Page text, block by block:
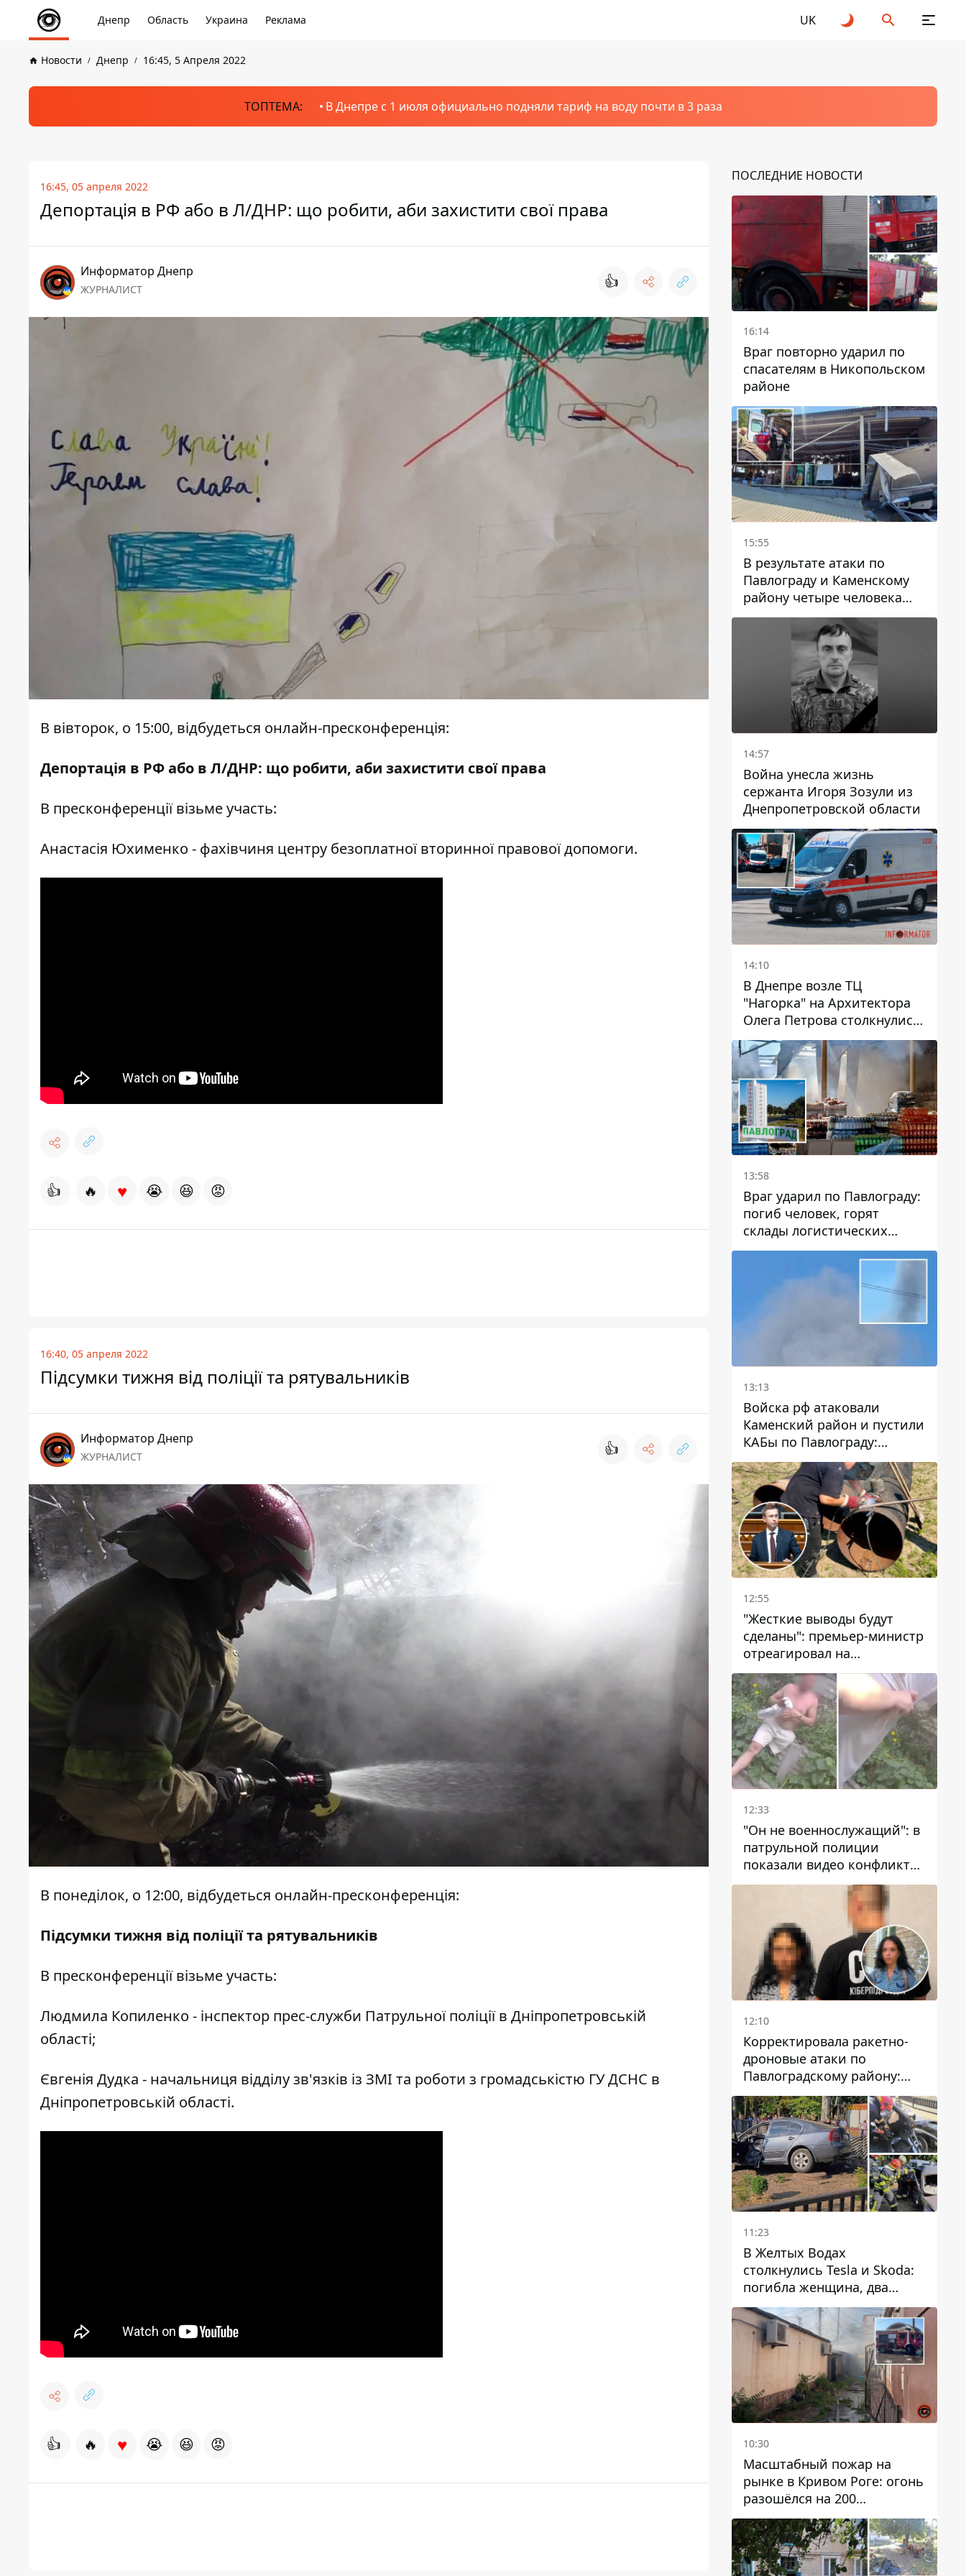
Днепр Область Украина Реклама UK
Новости Днепр 16:45, 5 Апреля 2022
ТОПТЕМА: В Днепре с 1 июля официально подняли тариф на воду почти в 3 раза
16:45, 05 апреля 2022
Депортація в РФ або в Л/ДНР: що робити, аби захистити свої права
Информатор Днепр
ЖУРНАЛИСТ 👍
В вівторок, о 15:00, відбудеться онлайн-пресконференція:
Депортація в РФ або в Л/ДНР: що робити, аби захистити свої права
В пресконференції візьме участь:
Анастасія Юхименко - фахівчиня центру безоплатної вторинної правової допомоги.
👍 🔥 ♥ 😭 😆 😡
16:40, 05 апреля 2022
Підсумки тижня від поліції та рятувальників
Информатор Днепр
ЖУРНАЛИСТ 👍
В понеділок, о 12:00, відбудеться онлайн-пресконференція:
Підсумки тижня від поліції та рятувальників
В пресконференції візьме участь:
Людмила Копиленко - інспектор прес-служби Патрульної поліції в Дніпропетровській
області;
Євгенія Дудка - начальниця відділу зв'язків із ЗМІ та роботи з громадськістю ГУ ДСНС в
Дніпропетровській області.
👍 🔥 ♥ 😭 😆 😡
ПОСЛЕДНИЕ НОВОСТИ
16:14
Враг повторно ударил по
спасателям в Никопольском
районе
15:55
В результате атаки по
Павлограду и Каменскому
району четыре человека
погибли, семеро получили
ранения
14:57
Война унесла жизнь
сержанта Игоря Зозули из
Днепропетровской области
14:10
В Днепре возле ТЦ
"Нагорка" на Архитектора
Олега Петрова столкнулись
"скорая" и Toyota: трамваи
№5 задерживаются
13:58
Враг ударил по Павлограду:
погиб человек, горят
склады логистических
компаний и магазина
13:13
Войска рф атаковали
Каменский район и пустили
КАБы по Павлограду:
пострадал мужчина, в небо
поднимается столб дыма
12:55
"Жесткие выводы будут
сделаны": премьер-министр
отреагировал на
несколькодневное
отсутствие воды в Марганце
12:33
"Он не военнослужащий": в
патрульной полиции
показали видео конфликта
с мужчиной без ноги на
проспекте Поля в Днепре
12:10
Корректировала ракетно-
дроновые атаки по
Павлоградскому району:
задержали вражескую
агентку
11:23
В Желтых Водах
столкнулись Tesla и Skoda:
погибла женщина, два
человека пострадали
10:30
Масштабный пожар на
рынке в Кривом Роге: огонь
разошёлся на 200
квадратных метров